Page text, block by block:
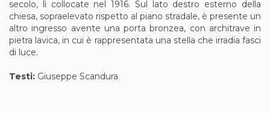
secolo, lì collocate nel 1916. Sul lato destro esterno della
chiesa, sopraelevato rispetto al piano stradale, è presente un
altro ingresso avente una porta bronzea, con architrave in
pietra lavica, in cui è rappresentata una stella che irradia fasci
di luce.
Testi: Giuseppe Scandura